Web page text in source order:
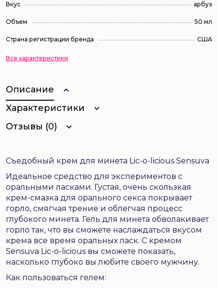
Вкус арбуз
Объем 50 мл
Страна регистрации бренда США
Все характеристики
Описание
Характеристики
Отзывы (0)
Съедобный крем для минета Lic-o-licious Sensuva
Идеальное средство для экспериментов с
оральными ласками. Густая, очень скользкая
крем-смазка для орального секса покрывает
горло, смягчая трение и облегчая процесс
глубокого минета. Гель для минета обволакивает
горло так, что вы сможете наслаждаться вкусом
крема все время оральных ласк. С кремом
Sensuva Lic-o-licious вы сможете показать,
насколько глубоко вы любите своего мужчину.
Как пользоваться гелем: